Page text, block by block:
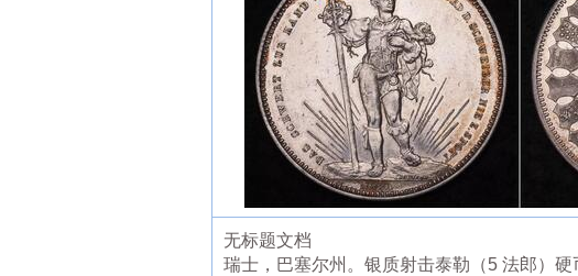
无标题文档
瑞士，巴塞尔州。银质射击泰勒（5 法郎）硬